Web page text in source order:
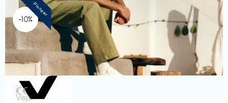
-10%
Schuhe
Veja
€€‎
Pioneer